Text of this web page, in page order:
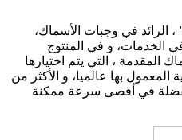
الرائد في وجبات الأسماك،
الخدمات، و في المنتوج
المقدمة ، التي يتم اختيارها
المعمول بها عالميا، و الأكثر من
في أقصى سرعة ممكنة